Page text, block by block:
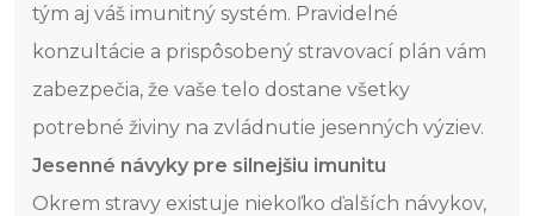
tým aj váš imunitný systém. Pravidelné
konzultácie a prispôsobený stravovací plán vám
zabezpečia, že vaše telo dostane všetky
potrebné živiny na zvládnutie jesenných výziev.
Jesenné návyky pre silnejšiu imunitu
Okrem stravy existuje niekoľko ďalších návykov,